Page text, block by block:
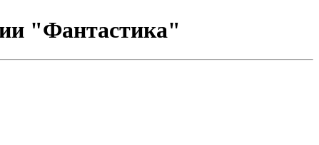
"Фантастика"